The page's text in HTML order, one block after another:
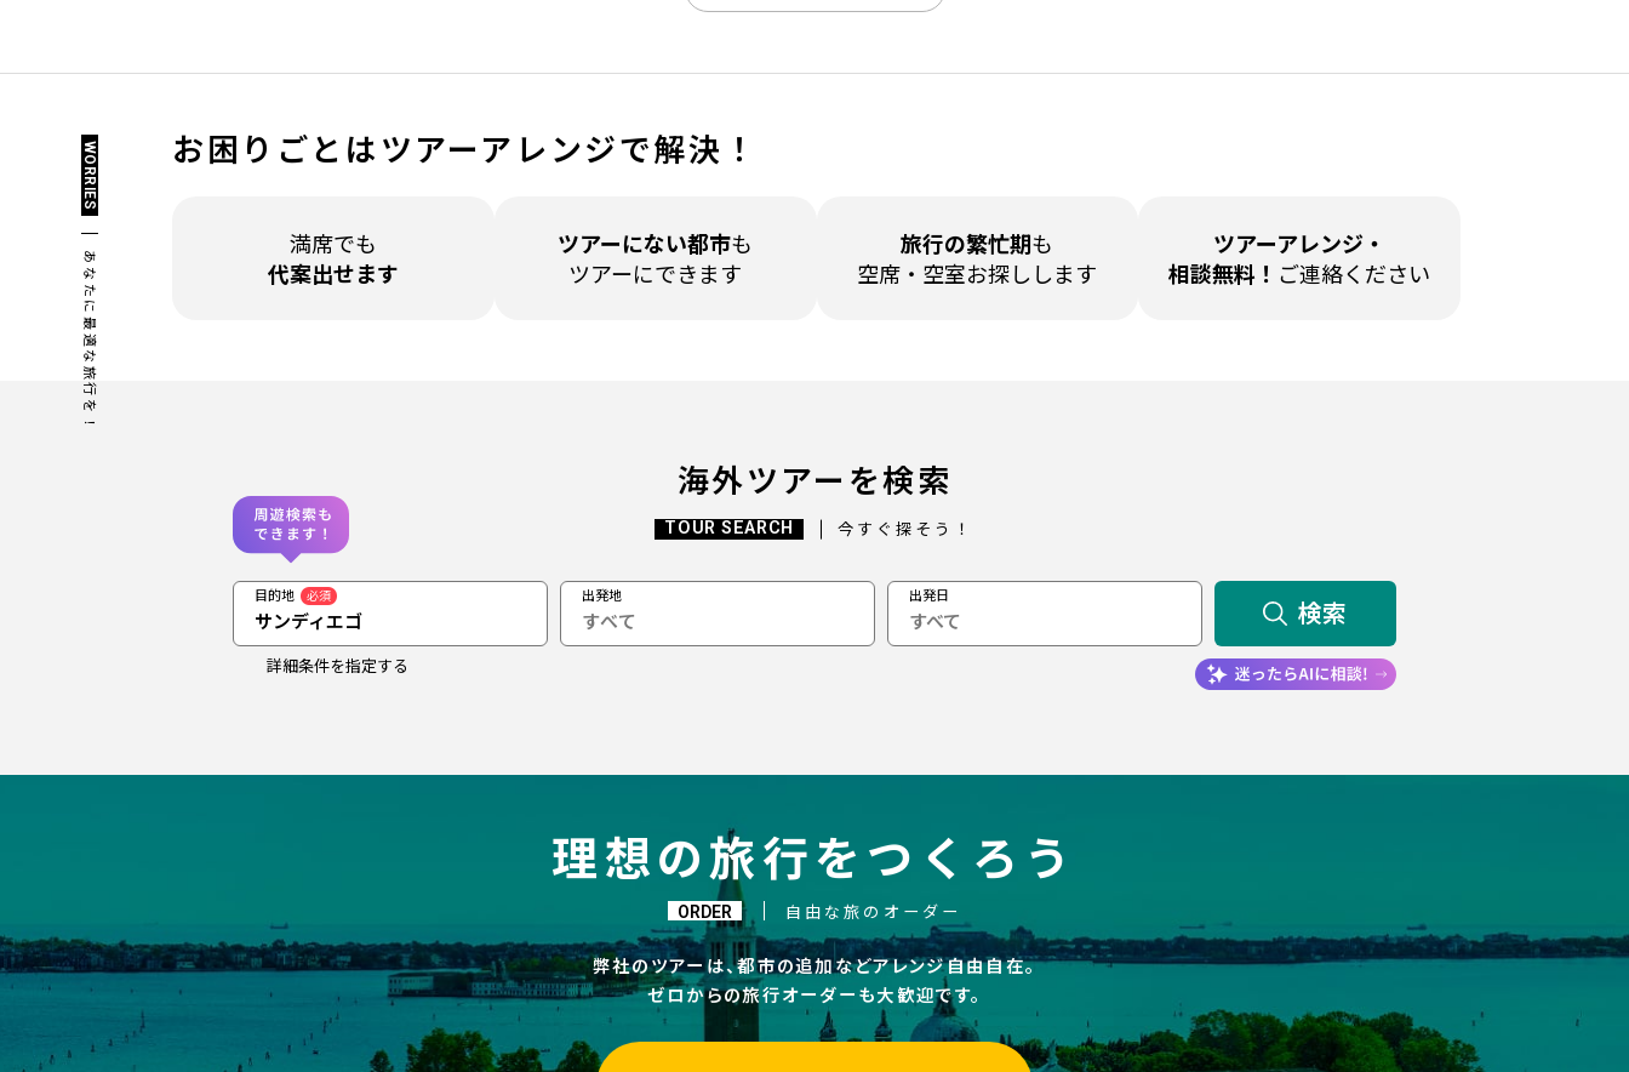
お困りごとは ツアーアレンジで解決！
WORRIES
あなたに最適な旅行を！
満席でも
代案出せます
ツアーにない都市も
ツアーにできます
旅行の繁忙期も
空席・空室お探しします
ツアーアレンジ・
相談無料！ ご連絡ください
海外ツアーを検索
TOUR SEARCH 今すぐ探そう！
目的地 必須
サンディエゴ
出発地 出発日
すべて 検索
詳細条件を指定する
理想の旅行をつくろう
ORDER 自由な旅のオーダー
弊社のツアーは、都市の追加などアレンジ自由自在。
ゼロからの旅行オーダーも大歓迎です。